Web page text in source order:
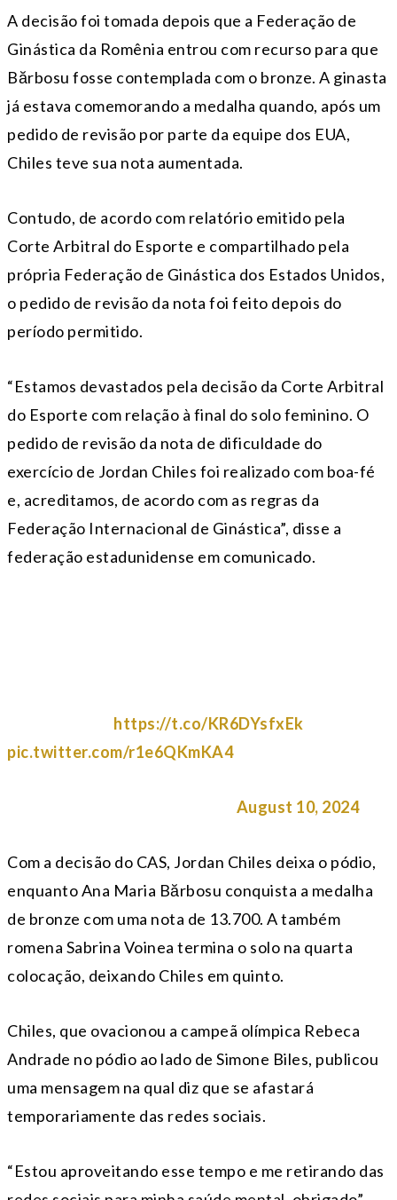
A decisão foi tomada depois que a Federação de
Ginástica da Romênia entrou com recurso para que
Bărbosu fosse contemplada com o bronze. A ginasta
já estava comemorando a medalha quando, após um
pedido de revisão por parte da equipe dos EUA,
Chiles teve sua nota aumentada.
Contudo, de acordo com relatório emitido pela
Corte Arbitral do Esporte e compartilhado pela
própria Federação de Ginástica dos Estados Unidos,
o pedido de revisão da nota foi feito depois do
período permitido.
“Estamos devastados pela decisão da Corte Arbitral
do Esporte com relação à final do solo feminino. O
pedido de revisão da nota de dificuldade do
exercício de Jordan Chiles foi realizado com boa-fé
e, acreditamos, de acordo com as regras da
Federação Internacional de Ginástica”, disse a
federação estadunidense em comunicado.
https://t.co/KR6DYsfxEk
pic.twitter.com/r1e6QKmKA4
August 10, 2024
Com a decisão do CAS, Jordan Chiles deixa o pódio,
enquanto Ana Maria Bărbosu conquista a medalha
de bronze com uma nota de 13.700. A também
romena Sabrina Voinea termina o solo na quarta
colocação, deixando Chiles em quinto.
Chiles, que ovacionou a campeã olímpica Rebeca
Andrade no pódio ao lado de Simone Biles, publicou
uma mensagem na qual diz que se afastará
temporariamente das redes sociais.
“Estou aproveitando esse tempo e me retirando das